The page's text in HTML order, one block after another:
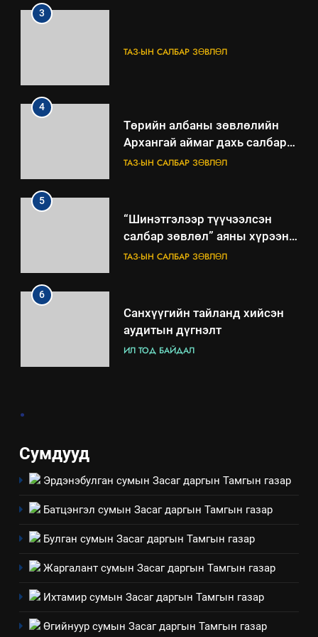
3
ТАЗ-ЫН САЛБАР ЗӨВЛӨЛ
4
Төрийн албаны зөвлөлийн
Архангай аймаг дахь салбар
зөвлөлийн 2025 оны үйл
ТАЗ-ЫН САЛБАР ЗӨВЛӨЛ
5
“Шинэтгэлээр түүчээлсэн
салбар зөвлөл” аяны хүрээнд
зохион байгуулах арга
ТАЗ-ЫН САЛБАР ЗӨВЛӨЛ
6
Санхүүгийн тайланд хийсэн
аудитын дүгнэлт
ИЛ ТОД БАЙДАЛ
8
явуулж байгаа үйл ажиллагаа,
үйлдвэрлэл, үйлчилгээ,
технологийн хүн, мал, амьтны
үзүүлэх буюу үзүүлж байгаа
нөлөөллийн талаарх
ИЛ ТОД БАЙДАЛ
Нээлттэй засгийн түншлэл
НЭЭЛТТЭЙ ЗАСГИЙН ТҮНШЛЭЛ
.
Сумдууд
Эрдэнэбулган сумын Засаг даргын Тамгын газар
Батцэнгэл сумын Засаг даргын Тамгын газар
Булган сумын Засаг даргын Тамгын газар
Жаргалант сумын Засаг даргын Тамгын газар
Ихтамир сумын Засаг даргын Тамгын газар
Өгийнуур сумын Засаг даргын Тамгын газар